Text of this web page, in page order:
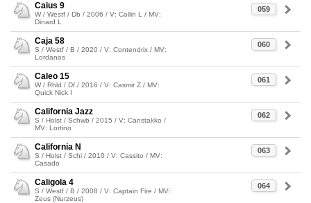
059
Caius 9
W / Westf / Db / 2006 / V: Collin L / MV:
Dinard L
060
Caja 58
S / Westf / B / 2020 / V: Contendrix / MV:
Lordanos
061
Caleo 15
W / Rhld / Df / 2016 / V: Casmir Z / MV:
Quick Nick I
062
California Jazz
S / Holst / Schwb / 2015 / V: Canstakko /
MV: Lortino
063
California N
S / Holst / Schi / 2010 / V: Cassito / MV:
Casado
064
Caligola 4
S / Westf / B / 2008 / V: Captain Fire / MV:
Zeus (Nurzeus)